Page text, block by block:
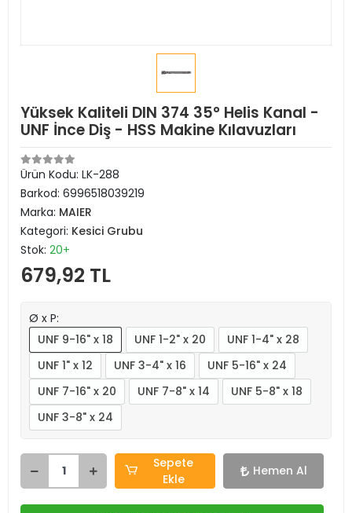
Yüksek Kaliteli DIN 374 35° Helis Kanal -
UNF İnce Diş - HSS Makine Kılavuzları
Ürün Kodu: LK-288
Barkod: 6996518039219
Marka: MAIER
Kategori: Kesici Grubu
Stok: 20+
679,92 TL
Ø x P:
UNF 9-16" x 18
UNF 1-2" x 20
UNF 1-4" x 28
UNF 1" x 12
UNF 3-4" x 16
UNF 5-16" x 24
UNF 7-16" x 20
UNF 7-8" x 14
UNF 5-8" x 18
UNF 3-8" x 24
Sepete
Ekle
Hemen Al